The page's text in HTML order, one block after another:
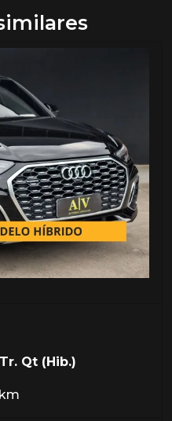
Qt (Hib.)